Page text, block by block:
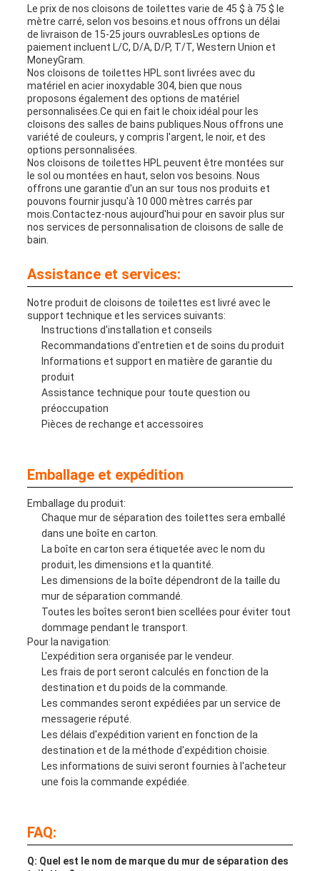
Le prix de nos cloisons de toilettes varie de 45 $ à 75 $ le
mètre carré, selon vos besoins.et nous offrons un délai
de livraison de 15-25 jours ouvrablesLes options de
paiement incluent L/C, D/A, D/P, T/T, Western Union et
MoneyGram.
Nos cloisons de toilettes HPL sont livrées avec du
matériel en acier inoxydable 304, bien que nous
proposons également des options de matériel
personnalisées.Ce qui en fait le choix idéal pour les
cloisons des salles de bains publiques.Nous offrons une
variété de couleurs, y compris l'argent, le noir, et des
options personnalisées.
Nos cloisons de toilettes HPL peuvent être montées sur
le sol ou montées en haut, selon vos besoins. Nous
offrons une garantie d'un an sur tous nos produits et
pouvons fournir jusqu'à 10 000 mètres carrés par
mois.Contactez-nous aujourd'hui pour en savoir plus sur
nos services de personnalisation de cloisons de salle de
bain.
Assistance et services:
Notre produit de cloisons de toilettes est livré avec le
support technique et les services suivants:
Instructions d'installation et conseils
Recommandations d'entretien et de soins du produit
Informations et support en matière de garantie du
produit
Assistance technique pour toute question ou
préoccupation
Pièces de rechange et accessoires
Emballage et expédition
Emballage du produit:
Chaque mur de séparation des toilettes sera emballé
dans une boîte en carton.
La boîte en carton sera étiquetée avec le nom du
produit, les dimensions et la quantité.
Les dimensions de la boîte dépendront de la taille du
mur de séparation commandé.
Toutes les boîtes seront bien scellées pour éviter tout
dommage pendant le transport.
Pour la navigation:
L'expédition sera organisée par le vendeur.
Les frais de port seront calculés en fonction de la
destination et du poids de la commande.
Les commandes seront expédiées par un service de
messagerie réputé.
Les délais d'expédition varient en fonction de la
destination et de la méthode d'expédition choisie.
Les informations de suivi seront fournies à l'acheteur
une fois la commande expédiée.
FAQ:
Q: Quel est le nom de marque du mur de séparation des